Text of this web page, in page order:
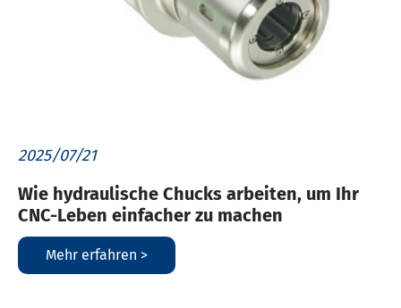
2025/07/21
Wie hydraulische Chucks arbeiten, um Ihr
CNC-Leben einfacher zu machen
Mehr erfahren >